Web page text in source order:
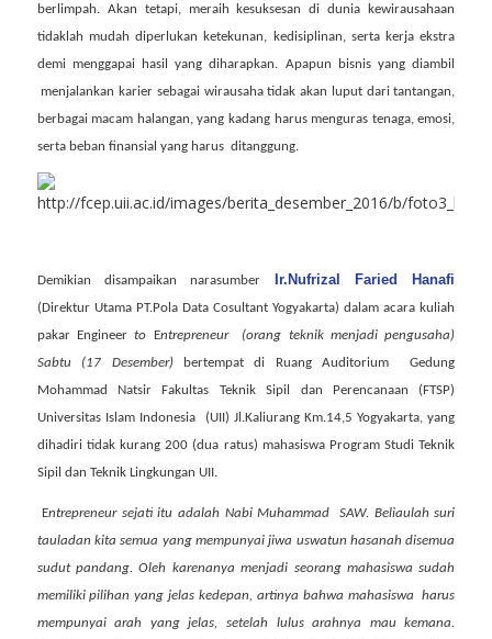
berlimpah. Akan tetapi, meraih kesuksesan di dunia kewirausahaan
tidaklah mudah diperlukan ketekunan, kedisiplinan, serta kerja ekstra
demi menggapai hasil yang diharapkan. Apapun bisnis yang diambil
menjalankan karier sebagai wirausaha tidak akan luput dari tantangan,
berbagai macam halangan, yang kadang harus menguras tenaga, emosi,
serta beban finansial yang harus ditanggung.
Demikian disampaikan narasumber Ir.Nufrizal Faried Hanafi
(Direktur Utama PT.Pola Data Cosultant Yogyakarta) dalam acara kuliah
pakar Engineerto Entrepreneur
(orang teknik menjadi pengusaha)
Sabtu (17 Desember) bertempat di Ruang Auditorium
Gedung
Mohammad Natsir Fakultas Teknik Sipil dan Perencanaan (FTSP)
Universitas Islam Indonesia
(UII) Jl.Kaliurang Km.14,5 Yogyakarta, yang
dihadiri tidak kurang 200 (dua ratus) mahasiswa Program Studi Teknik
Sipil dan Teknik Lingkungan UII.
Entrepreneur sejati itu adalah Nabi Muhammad
SAW. Beliaulah suri
tauladan kita semua yang mempunyai jiwa uswatun hasanah disemua
sudut pandang. Oleh karenanya menjadi seorang mahasiswa sudah
memiliki pilihan yang jelas kedepan, artinya bahwa mahasiswa
harus
mempunyai arah yang jelas, setelah lulus arahnya mau kemana.